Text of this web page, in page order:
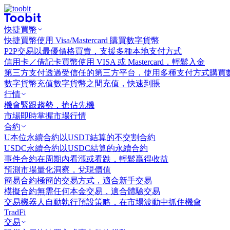
快捷買幣
快捷買幣使用 Visa/Mastercard 購買數字貨幣
P2P交易 以最優價格買賣，支援多種本地支付方式
信用卡／借記卡買幣使用 VISA 或 Mastercard，輕鬆入金
第三方支付透過受信任的第三方平台，使用多種支付方式購買
數字貨幣充值數字貨幣之間充值，快速到賬
行情
機會緊跟趨勢，搶佔先機
市場即時掌握市場行情
合約
U本位永續合約 以USDT結算的不交割合約
USDC永續合約 以USDC結算的永續合約
事件合約在周期內看漲或看跌，輕鬆贏得收益
預測市場量化洞察，兌現價值
簡易合約極簡的交易方式，適合新手交易
模擬合約無需任何本金交易，適合體驗交易
交易機器人 自動執行預設策略，在市場波動中抓住機會
TradFi
交易